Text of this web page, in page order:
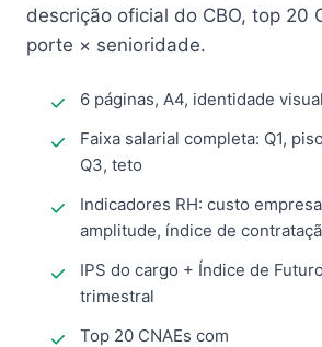
descrição oficial do CBO, top 20
porte × senioridade.
6 páginas, A4, identidade
Faixa salarial completa: Q1,
Q3, teto
Indicadores RH: custo
amplitude, índice de
IPS do cargo + Índice de
trimestral
Top 20 CNAEs com